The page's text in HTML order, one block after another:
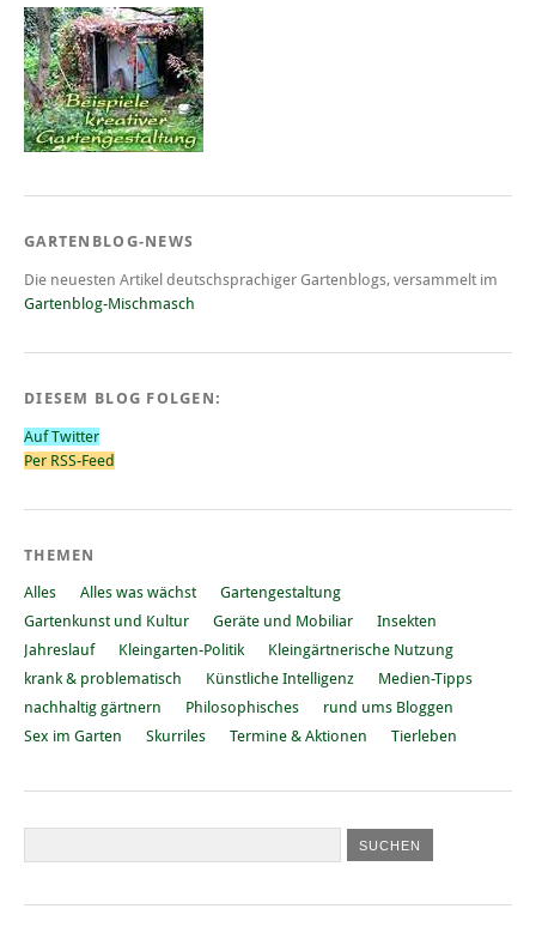
GARTENBLOG-NEWS
Die neuesten Artikel deutschsprachiger Gartenblogs, versammelt im
Gartenblog-Mischmasch
DIESEM BLOG FOLGEN:
Auf Twitter
Per RSS-Feed
THEMEN
Alles Alles was wächst
Gartengestaltung
Gartenkunst und Kultur
Geräte und Mobiliar
Insekten
Jahreslauf
Kleingarten-Politik
Kleingärtnerische Nutzung
krank & problematisch
Künstliche Intelligenz
Medien-Tipps
nachhaltig gärtnern
Philosophisches
rund ums Bloggen
Sex im Garten
Skurriles Termine & Aktionen Tierleben